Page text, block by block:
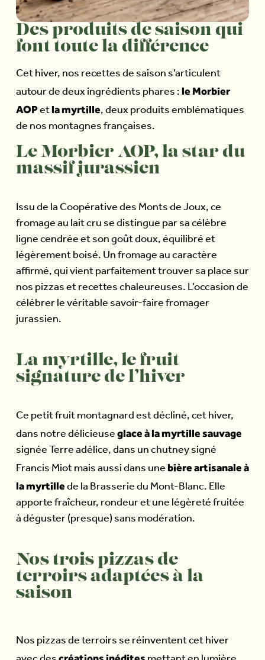
Des produits de saison qui
font toute la différence
Cet hiver, nos recettes de saison s’articulent
autour de deux ingrédients phares : le Morbier
AOPetla myrtille, deux produits emblématiques
de nos montagnes françaises.
Le Morbier AOP, la star du
massif jurassien
Issu de la Coopérative des Monts de Joux, ce
fromage au lait cru se distingue par sa célèbre
ligne cendrée et son goût doux, équilibré et
légèrement boisé. Un fromage au caractère
affirmé, qui vient parfaitement trouver sa place sur
nos pizzas et recettes chaleureuses. L’occasion de
célébrer le véritable savoir-faire fromager
jurassien.
La myrtille, le fruit
signature de l’hiver
Ce petit fruit montagnard est décliné, cet hiver,
dans notre délicieuse glace à la myrtille sauvage
signée Terre adélice, dans un chutney signé
Francis Miot mais aussi dans une bière artisanale à
la myrtille de la Brasserie du Mont-Blanc. Elle
apporte fraîcheur, rondeur et une légèreté fruitée
à déguster (presque) sans modération.
Nos trois pizzas de
terroirs adaptées à la
saison
Nos pizzas de terroirs se réinventent cet hiver